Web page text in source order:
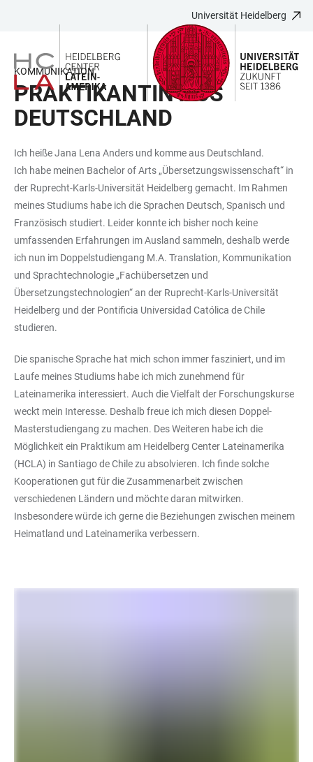
ZUR
BARRIEREFREIHEIT
Universität Heidelberg
KOMMUNIKATION
PRAKTIKANTIN AUS
DEUTSCHLAND
Ich heiße Jana Lena Anders und komme aus Deutschland.
Ich habe meinen Bachelor of Arts „Übersetzungswissenschaft“ in
der Ruprecht-Karls-Universität Heidelberg gemacht. Im Rahmen
meines Studiums habe ich die Sprachen Deutsch, Spanisch und
Französisch studiert. Leider konnte ich bisher noch keine
umfassenden Erfahrungen im Ausland sammeln, deshalb werde
ich nun im Doppelstudiengang M.A. Translation, Kommunikation
und Sprachtechnologie „Fachübersetzen und
Übersetzungstechnologien“ an der Ruprecht-Karls-Universität
Heidelberg und der Pontificia Universidad Católica de Chile
studieren.
Die spanische Sprache hat mich schon immer fasziniert, und im
Laufe meines Studiums habe ich mich zunehmend für
Lateinamerika interessiert. Auch die Vielfalt der Forschungskurse
weckt mein Interesse. Deshalb freue ich mich diesen Doppel-
Masterstudiengang zu machen. Des Weiteren habe ich die
Möglichkeit ein Praktikum am Heidelberg Center Lateinamerika
(HCLA) in Santiago de Chile zu absolvieren. Ich finde solche
Kooperationen gut für die Zusammenarbeit zwischen
verschiedenen Ländern und möchte daran mitwirken.
Insbesondere würde ich gerne die Beziehungen zwischen meinem
Heimatland und Lateinamerika verbessern.